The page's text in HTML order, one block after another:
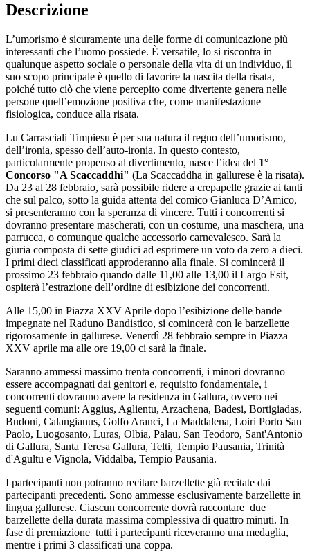
Descrizione
L’umorismo è sicuramente una delle forme di comunicazione più
interessanti che l’uomo possiede. È versatile, lo si riscontra in
qualunque aspetto sociale o personale della vita di un individuo, il
suo scopo principale è quello di favorire la nascita della risata,
poiché tutto ciò che viene percepito come divertente genera nelle
persone quell’emozione positiva che, come manifestazione
fisiologica, conduce alla risata.
Lu Carrasciali Timpiesu è per sua natura il regno dell’umorismo,
dell’ironia, spesso dell’auto-ironia. In questo contesto,
particolarmente propenso al divertimento, nasce l’idea del 1°
Concorso "A Scaccaddhi" (La Scaccaddha in gallurese è la risata).
Da 23 al 28 febbraio, sarà possibile ridere a crepapelle grazie ai tanti
che sul palco, sotto la guida attenta del comico Gianluca D’Amico,
si presenteranno con la speranza di vincere. Tutti i concorrenti si
dovranno presentare mascherati, con un costume, una maschera, una
parrucca, o comunque qualche accessorio carnevalesco. Sarà la
giuria composta di sette giudici ad esprimere un voto da zero a dieci.
I primi dieci classificati approderanno alla finale. Si comincerà il
prossimo 23 febbraio quando dalle 11,00 alle 13,00 il Largo Esit,
ospiterà l’estrazione dell’ordine di esibizione dei concorrenti.
Alle 15,00 in Piazza XXV Aprile dopo l’esibizione delle bande
impegnate nel Raduno Bandistico, si comincerà con le barzellette
rigorosamente in gallurese. Venerdì 28 febbraio sempre in Piazza
XXV aprile ma alle ore 19,00 ci sarà la finale.
Saranno ammessi massimo trenta concorrenti, i minori dovranno
essere accompagnati dai genitori e, requisito fondamentale, i
concorrenti dovranno avere la residenza in Gallura, ovvero nei
seguenti comuni: Aggius, Aglientu, Arzachena, Badesi, Bortigiadas,
Budoni, Calangianus, Golfo Aranci, La Maddalena, Loiri Porto San
Paolo, Luogosanto, Luras, Olbia, Palau, San Teodoro, Sant'Antonio
di Gallura, Santa Teresa Gallura, Telti, Tempio Pausania, Trinità
d'Agultu e Vignola, Viddalba, Tempio Pausania.
I partecipanti non potranno recitare barzellette già recitate dai
partecipanti precedenti. Sono ammesse esclusivamente barzellette in
lingua gallurese. Ciascun concorrente dovrà raccontare due
barzellette della durata massima complessiva di quattro minuti. In
fase di premiazione tutti i partecipanti riceveranno una medaglia,
mentre i primi 3 classificati una coppa.